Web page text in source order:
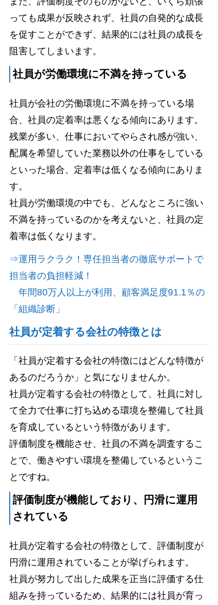
っても成果が反映されず、社員の自発的な成長
を促すことができず、結果的には社員の成長を
阻害してしまいます。
社員が労働環境に不満を持っている
社員が会社の労働環境に不満を持っている場
合、社員の定着率は悪くなる傾向にあります。
残業が多い、仕事においてやらされ感が強い、
配属を希望していた業務以外の仕事をしている
といった場合、定着率は低くなる傾向にありま
す。
社員が労働環境の中でも、どんなところに強い
不満を持っているのかを考えないと、社員の定
着率は低くなります。
⇒運用ラクラク！専任担当者の徹底サポートで
担当者の負担軽減！
年間80万人以上が利用、顧客満足度91.1％の
「組織診断」
社員が定着する会社の特徴とは
「社員が定着する会社の特徴にはどんな特徴が
あるのだろうか」と気になりませんか。
社員が定着する会社の特徴として、社員に対し
て全力で仕事に打ち込める環境を整備して社員
を育成しているという特徴があります。
評価制度を機能させ、社員の不満を調査するこ
とで、働きやすい環境を整備しているというこ
とですね。
評価制度が機能しており、円滑に運用
されている
社員が定着する会社の特徴として、評価制度が
円滑に運用されていることが挙げられます。
社員が努力して出した成果を正当に評価する仕
組みを持っているため、結果的には社員が育っ